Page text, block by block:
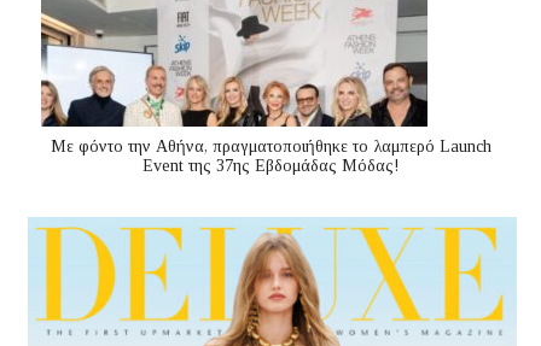
Με φόντο την Αθήνα, πραγματοποιήθηκε το λαμπερό Launch
Event της 37ης Εβδομάδας Μόδας!